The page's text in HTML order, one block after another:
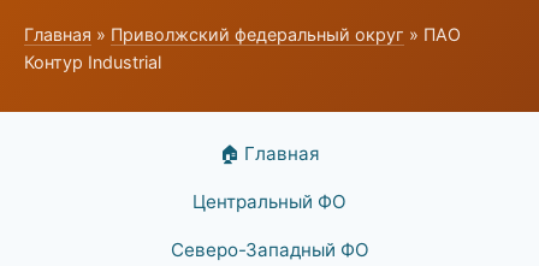
Главная » Приволжский федеральный округ » ПАО
Контур Industrial
🏠 Главная
Центральный ФО
Северо-Западный ФО